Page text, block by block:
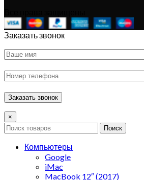
Заказать звонок
×
Поиск
Компьютеры
Google
iMac
MacBook 12″ (2017)